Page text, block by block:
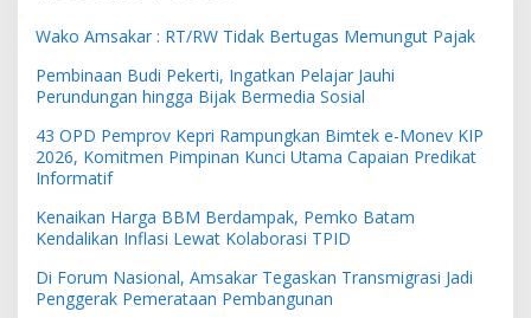
Wako Amsakar : RT/RW Tidak Bertugas Memungut Pajak
Pembinaan Budi Pekerti, Ingatkan Pelajar Jauhi
Perundungan hingga Bijak Bermedia Sosial
43 OPD Pemprov Kepri Rampungkan Bimtek e-Monev KIP
2026, Komitmen Pimpinan Kunci Utama Capaian Predikat
Informatif
Kenaikan Harga BBM Berdampak, Pemko Batam
Kendalikan Inflasi Lewat Kolaborasi TPID
Di Forum Nasional, Amsakar Tegaskan Transmigrasi Jadi
Penggerak Pemerataan Pembangunan